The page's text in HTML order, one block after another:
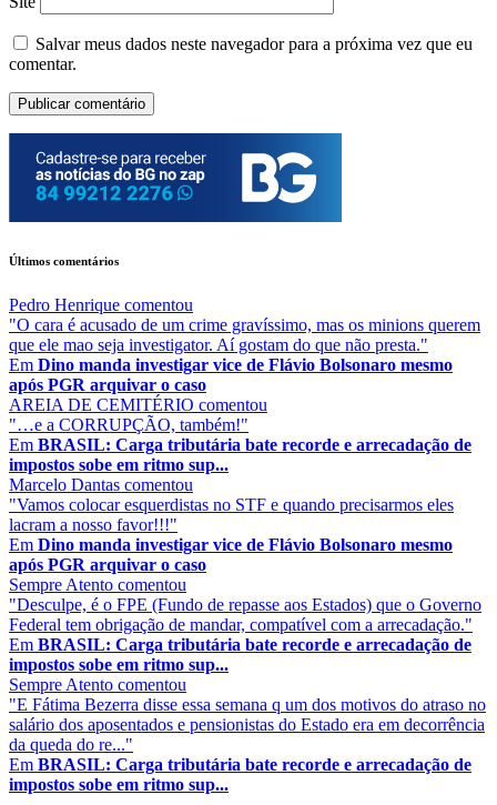
Salvar meus dados neste navegador para a próxima vez que eu
comentar.
Últimos comentários
Pedro Henrique comentou
"O cara é acusado de um crime gravíssimo, mas os minions querem
que ele mao seja investigator. Aí gostam do que não presta."
Em Dino manda investigar vice de Flávio Bolsonaro mesmo
após PGR arquivar o caso
AREIA DE CEMITÉRIO comentou
"…e a CORRUPÇÃO, também!"
Em BRASIL: Carga tributária bate recorde e arrecadação de
impostos sobe em ritmo sup...
Marcelo Dantas comentou
"Vamos colocar esquerdistas no STF e quando precisarmos eles
lacram a nosso favor!!!"
Em Dino manda investigar vice de Flávio Bolsonaro mesmo
após PGR arquivar o caso
Sempre Atento comentou
"Desculpe, é o FPE (Fundo de repasse aos Estados) que o Governo
Federal tem obrigação de mandar, compatível com a arrecadação."
Em BRASIL: Carga tributária bate recorde e arrecadação de
impostos sobe em ritmo sup...
Sempre Atento comentou
"E Fátima Bezerra disse essa semana q um dos motivos do atraso no
salário dos aposentados e pensionistas do Estado era em decorrência
da queda do re..."
Em BRASIL: Carga tributária bate recorde e arrecadação de
impostos sobe em ritmo sup...